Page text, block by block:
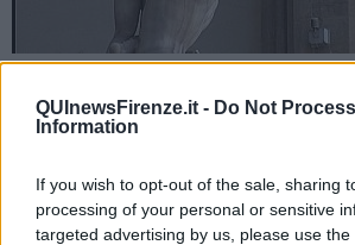
QUInewsFirenze.it - Do Not
Information
If you wish to opt-out of the sale, sharing
processing of your personal or sensitive
targeted advertising by us, please use
accompagnava la classe in gita.
giovane entrato nella Fontana del Nettuno